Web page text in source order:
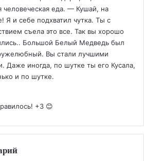
человеческая еда. — Кушай, на
Я и себе подхватил чутка. Ты с
съела это все. Так вы хорошо
Большой Белый Медведь был
Вы стали лучшими
Даже иногда, по шутке ты его Кусала,
и по шутке.
+3 😊